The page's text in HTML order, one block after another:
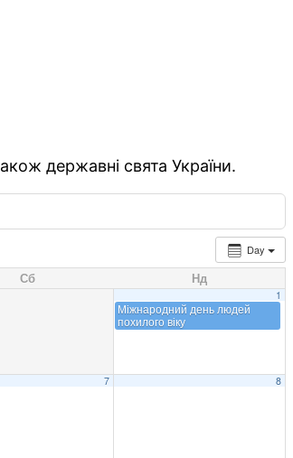
державні свята України.
Day
Сб Нд
1
Міжнародний день людей
похилого віку
7 8